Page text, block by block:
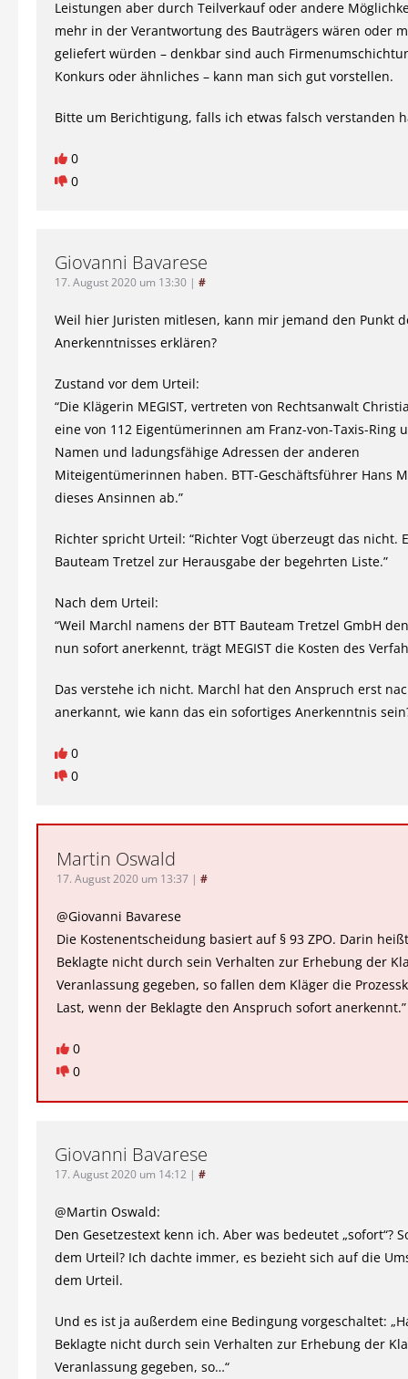
Leistungen aber durch Teilverkauf oder andere
mehr in der Verantwortung des Bauträgers wären oder
geliefert würden – denkbar sind auch
Konkurs oder ähnliches – kann man sich gut vorstellen.
Bitte um Berichtigung, falls ich etwas falsch verstanden
0
0
Giovanni Bavarese
17. August 2020 um 13:30 | #
Weil hier Juristen mitlesen, kann mir jemand den Punkt
Anerkenntnisses erklären?
Zustand vor dem Urteil:
“Die Klägerin MEGIST, vertreten von Rechtsanwalt
eine von 112 Eigentümerinnen am Franz-von-Taxis-Ring
Namen und ladungsfähige Adressen der anderen
Miteigentümerinnen haben. BTT-Geschäftsführer Hans
dieses Ansinnen ab.”
Richter spricht Urteil: “Richter Vogt überzeugt das nicht.
Bauteam Tretzel zur Herausgabe der begehrten Liste.”
Nach dem Urteil:
“Weil Marchl namens der BTT Bauteam Tretzel GmbH
nun sofort anerkennt, trägt MEGIST die Kosten des
Das verstehe ich nicht. Marchl hat den Anspruch erst
anerkannt, wie kann das ein sofortiges Anerkenntnis
0
0
Martin Oswald
17. August 2020 um 13:37 | #
@Giovanni Bavarese
Die Kostenentscheidung basiert auf § 93 ZPO. Darin
Beklagte nicht durch sein Verhalten zur Erhebung der
Veranlassung gegeben, so fallen dem Kläger die
Last, wenn der Beklagte den Anspruch sofort anerkennt.”
0
0
Giovanni Bavarese
17. August 2020 um 14:12 | #
@Martin Oswald:
Den Gesetzestext kenn ich. Aber was bedeutet „sofort“?
dem Urteil? Ich dachte immer, es bezieht sich auf die
dem Urteil.
Und es ist ja außerdem eine Bedingung vorgeschaltet:
Beklagte nicht durch sein Verhalten zur Erhebung der
Veranlassung gegeben, so…“